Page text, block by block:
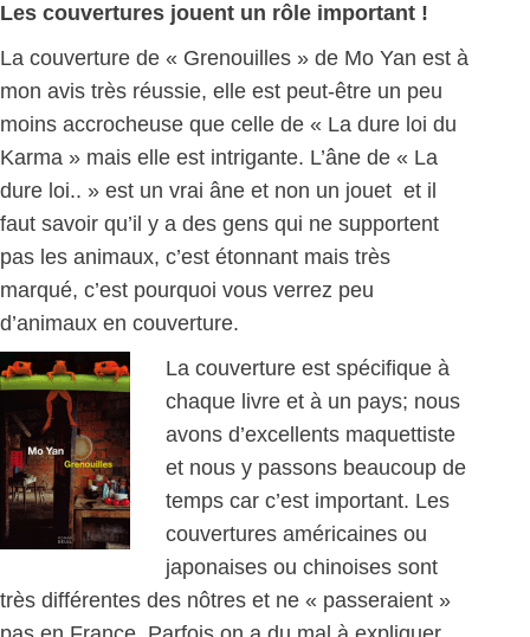
Les couvertures jouent un rôle important !
La couverture de « Grenouilles » de Mo Yan est à
mon avis très réussie, elle est peut-être un peu
moins accrocheuse que celle de « La dure loi du
Karma » mais elle est intrigante. L’âne de « La
dure loi.. » est un vrai âne et non un jouet et il
faut savoir qu’il y a des gens qui ne supportent
pas les animaux, c’est étonnant mais très
marqué, c’est pourquoi vous verrez peu
d’animaux en couverture.
La couverture est spécifique à
chaque livre et à un pays; nous
avons d’excellents maquettiste
et nous y passons beaucoup de
temps car c’est important. Les
couvertures américaines ou
japonaises ou chinoises sont
très différentes des nôtres et ne « passeraient »